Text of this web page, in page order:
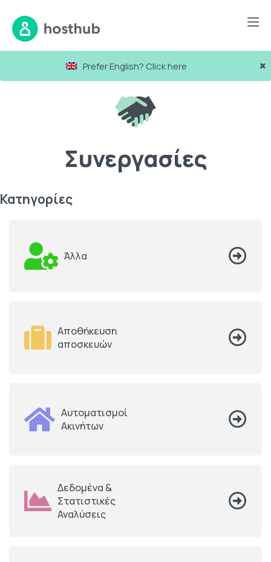
×
Prefer English? Click here
Συνεργασίες
Κατηγορίες
Άλλα
Αποθήκευση
αποσκευών
Αυτοματισμοί
Ακινήτων
Δεδομένα &
Στατιστικές
Αναλύσεις